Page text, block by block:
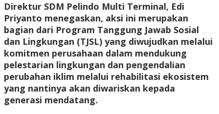
Direktur SDM Pelindo Multi Terminal, Edi
Priyanto menegaskan, aksi ini merupakan
bagian dari Program Tanggung Jawab Sosial
dan Lingkungan (TJSL) yang diwujudkan melalui
komitmen perusahaan dalam mendukung
pelestarian lingkungan dan pengendalian
perubahan iklim melalui rehabilitasi ekosistem
yang nantinya akan diwariskan kepada
generasi mendatang.